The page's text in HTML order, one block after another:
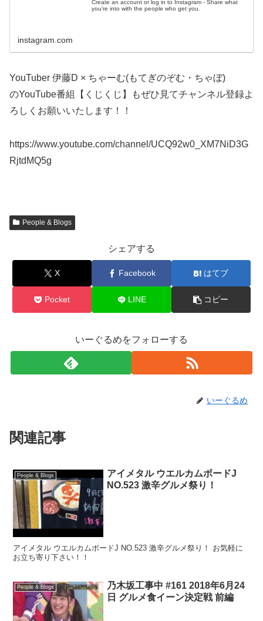
Create an account or log in to Instagram - Share what
you're into with the people who get you.
instagram.com
YouTuber 伊藤D × ちゃーむ(もてぎのぞむ・ちゃぼ)
のYouTube番組【くじくじ】もぜひ見てチャンネル登録よ
ろしくお願いいたします！！
https://www.youtube.com/channel/UCQ92w0_XM7NiD3G
RjtdMQ5g
People & Blogs
シェアする
X Facebook はてブ
Pocket LINE コピー
いーぐるめをフォローする
いーぐるめ
関連記事
People & Blogs
アイメタル ウエルカムボードJ
NO.523 激辛グルメ祭り！
アイメタル ウエルカムボードJ NO.523 激辛グルメ祭り！ お気軽に
お立ち寄り下さい！！
People & Blogs
乃木坂工事中 #161 2018年6月24
日 グルメ食イーン決定戦 前編